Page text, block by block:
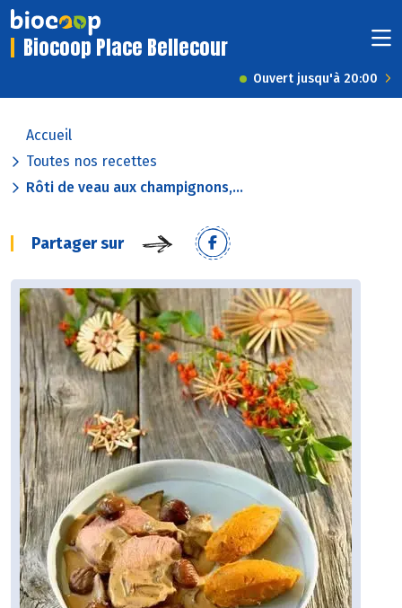
Biocoop Place Bellecour
Ouvert jusqu'à 20:00
Accueil
Toutes nos recettes
Rôti de veau aux champignons,...
Partager sur